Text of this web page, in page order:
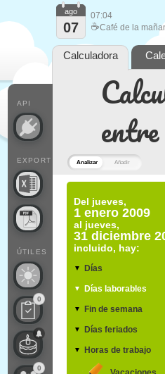
Analizar Añadir
Del jueves,
1 enero 2009
al jueves,
31 diciembre
incluido, hay:
▼ Días
▼ Días laborables
▼ Fin de semana
▼ Días feriados
▼ Horas de trabajo
API
EXPORT
ÚTILES
0
0
ago
07
07:04
☕Café de la
Calculadora